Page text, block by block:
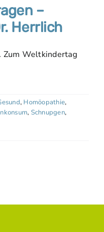
–
Herrlich
Zum Weltkindertag
, Homöopathie,
, Schnupgen,